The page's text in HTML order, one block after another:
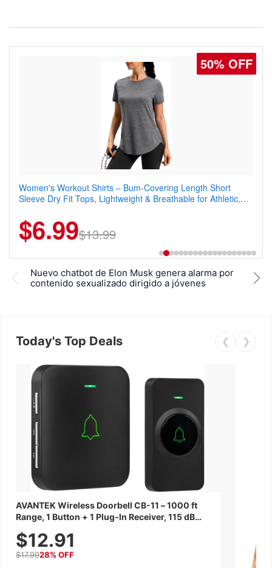
50% OFF
Women's Workout Shirts – Bum-Covering Length Short
Sleeve Dry Fit Tops, Lightweight & Breathable for Athletic,
$6.99$13.99
50% OFF
Coostar Men's Casual Dress Sneakers – Lightweight Wingtip
Oxford Style with Breathable Knit Upper, Rubber Sole & Slip-
$22.49$44.99
Nuevo chatbot de Elon Musk genera alarma por
contenido sexualizado dirigido a jóvenes
Today's Top Deals ❮ ❯
AVANTEK Wireless Doorbell CB-11 – 1000 ft
Range, 1 Button + 1 Plug-In Receiver, 115 dB
Year Battery
$12.91
$17.9928% OFF